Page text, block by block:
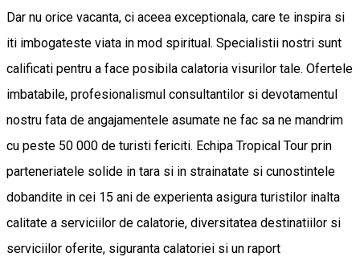
Dar nu orice vacanta, ci aceea exceptionala, care te inspira si
iti imbogateste viata in mod spiritual. Specialistii nostri sunt
calificati pentru a face posibila calatoria visurilor tale. Ofertele
imbatabile, profesionalismul consultantilor si devotamentul
nostru fata de angajamentele asumate ne fac sa ne mandrim
cu peste 50 000 de turisti fericiti. Echipa Tropical Tour prin
parteneriatele solide in tara si in strainatate si cunostintele
dobandite in cei 15 ani de experienta asigura turistilor inalta
calitate a serviciilor de calatorie, diversitatea destinatiilor si
serviciilor oferite, siguranta calatoriei si un raport